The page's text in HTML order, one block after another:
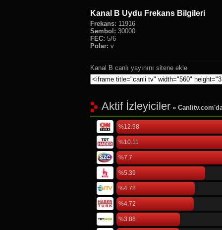
Kanal B Uydu Frekans Bilgileri
Frekans: 11916
Sembol: 30000
FEC: 5/6
Polar: v
Kanal B canlı yayınını sitene ekle
Aktif İzleyiciler »
%12.98
%10.11
%7.7
%5.39
%4.78
%4.72
%3.88